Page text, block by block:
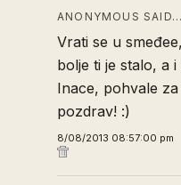
ANONYMOUS SAID…
Vrati se u
bolje ti je stalo, a
Inace, pohvale
pozdrav! :)
8/08/2013 08:57:00 pm